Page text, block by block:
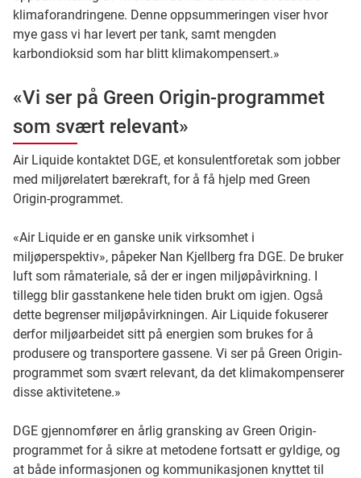
klimaforandringene. Denne oppsummeringen viser hvor
mye gass vi har levert per tank, samt mengden
karbondioksid som har blitt klimakompensert.»
«Vi ser på Green Origin-programmet
som svært relevant»
Air Liquide kontaktet DGE, et konsulentforetak som jobber
med miljørelatert bærekraft, for å få hjelp med Green
Origin-programmet.
«Air Liquide er en ganske unik virksomhet i
miljøperspektiv», påpeker Nan Kjellberg fra DGE. De bruker
luft som råmateriale, så der er ingen miljøpåvirkning. I
tillegg blir gasstankene hele tiden brukt om igjen. Også
dette begrenser miljøpåvirkningen. Air Liquide fokuserer
derfor miljøarbeidet sitt på energien som brukes for å
produsere og transportere gassene. Vi ser på Green Origin-
programmet som svært relevant, da det klimakompenserer
disse aktivitetene.»
DGE gjennomfører en årlig gransking av Green Origin-
programmet for å sikre at metodene fortsatt er gyldige, og
at både informasjonen og kommunikasjonen knyttet til